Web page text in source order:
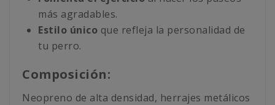
más agradables.
Estilo único que refleja la personalidad de
tu perro.
Composición:
Neopreno de alta densidad, herrajes metálicos